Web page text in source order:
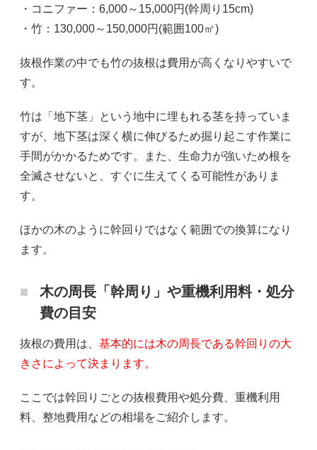
・コニファー：6,000～15,000円(幹周り15cm)
・竹：130,000～150,000円(範囲100㎡)
抜根作業の中でも竹の抜根は費用が高くなりやすいで
す。
竹は「地下茎」という地中に埋もれる茎を持っていま
すが、地下茎は深く横に伸びるため掘り起こす作業に
手間がかかるためです。また、生命力が強いため根を
全滅させないと、すぐに生えてくる可能性がありま
す。
ほかの木のように幹回りではなく範囲での換算になり
ます。
木の周長「幹周り」や重機利用料・処分
費の目安
抜根の費用は、 基本的には木の周長である幹回りの大
きさによって決まります。
ここでは幹回りごとの抜根費用や処分費、重機利用
料、整地費用などの相場をご紹介します。